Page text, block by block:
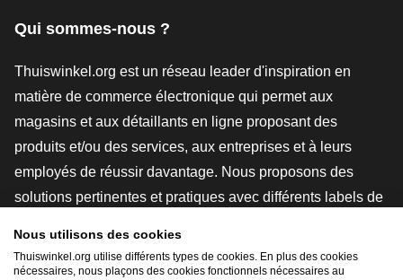
Qui sommes-nous ?
Thuiswinkel.org est un réseau leader d'inspiration en
matière de commerce électronique qui permet aux
magasins et aux détaillants en ligne proposant des
produits et/ou des services, aux entreprises et à leurs
employés de réussir davantage. Nous proposons des
solutions pertinentes et pratiques avec différents labels de
études de marché, et nous disposons de notre propre
Nous utilisons des cookies
Thuiswinkel.org utilise différents types de cookies. En plus des cookies
nécessaires, nous plaçons des cookies fonctionnels nécessaires au